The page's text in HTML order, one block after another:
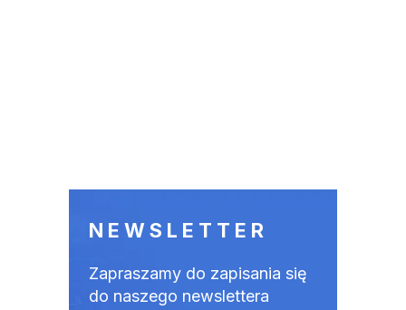
NEWSLETTER
Zapraszamy do zapisania się
do naszego newslettera